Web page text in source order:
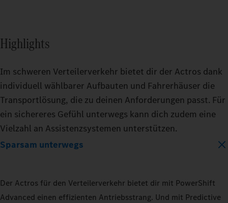
Highlights
Im schweren Verteilerverkehr bietet dir der Actros dank
individuell wählbarer Aufbauten und Fahrerhäuser die
Transportlösung, die zu deinen Anforderungen passt. Für
ein sichereres Gefühl unterwegs kann dich zudem eine
Vielzahl an Assistenzsystemen unterstützen.
Sparsam unterwegs
Der Actros für den Verteilerverkehr bietet dir mit PowerShift
Advanced einen effizienten Antriebsstrang. Und mit Predictive